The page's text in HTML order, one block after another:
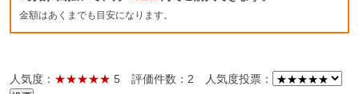
金額はあくまでも目安になります。
人気度： ★★★★★ 5 評価件数：2 人気度投票：